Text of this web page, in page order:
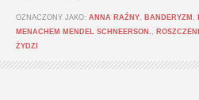
OZNACZONY JAKO: ANNA RAŹNY BANDERYZM
MENACHEM MENDEL SCHNEERSON.
ŻYDZI